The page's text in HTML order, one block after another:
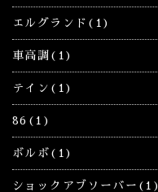
エルグランド(1)
車高調(1)
テイン(1)
86(1)
ボルボ(1)
ショックアブソーバー(1)